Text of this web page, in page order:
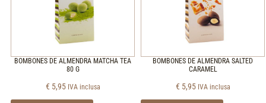
BOMBONES DE ALMENDRA MATCHA TEA
80 G
€ 5,95 IVA inclusa
BOMBONES DE ALMENDRA SALTED
CARAMEL
€ 5,95 IVA inclusa